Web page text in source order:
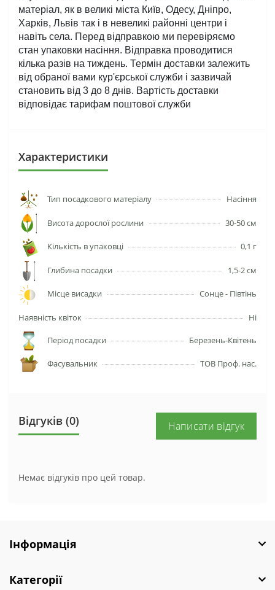
матеріал, як в великі міста Київ, Одесу, Дніпро,
Харків, Львів так і в невеликі районні центри і
навіть села. Перед відправкою ми перевіряємо
стан упаковки насіння. Відправка проводитися
кілька разів на тиждень. Термін доставки залежить
від обраної вами кур'єрської служби і зазвичай
становить від 3 до 8 днів. Вартість доставки
відповідає тарифам поштової служби
Характеристики
Тип посадкового матеріалу Насіння
Висота дорослої рослини 30-50 см
Кількість в упаковці 0,1 г
Глибина посадки 1,5-2 см
Місце висадки Сонце - Півтінь
Наявність квіток Ні
Період посадки Березень-Квітень
Фасувальник ТОВ Проф. нас.
Відгуків (0) Написати відгук
Немає відгуків про цей товар.
Інформація
Категорії